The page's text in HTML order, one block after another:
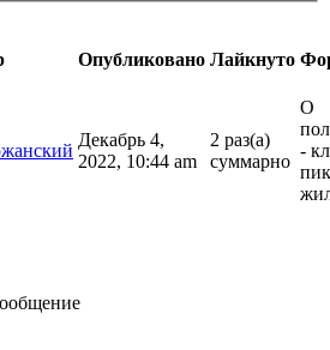
Опубликовано Лайкнуто
Декабрь 4,
2022, 10:44 am
2 раз(а)
суммарно
О
-